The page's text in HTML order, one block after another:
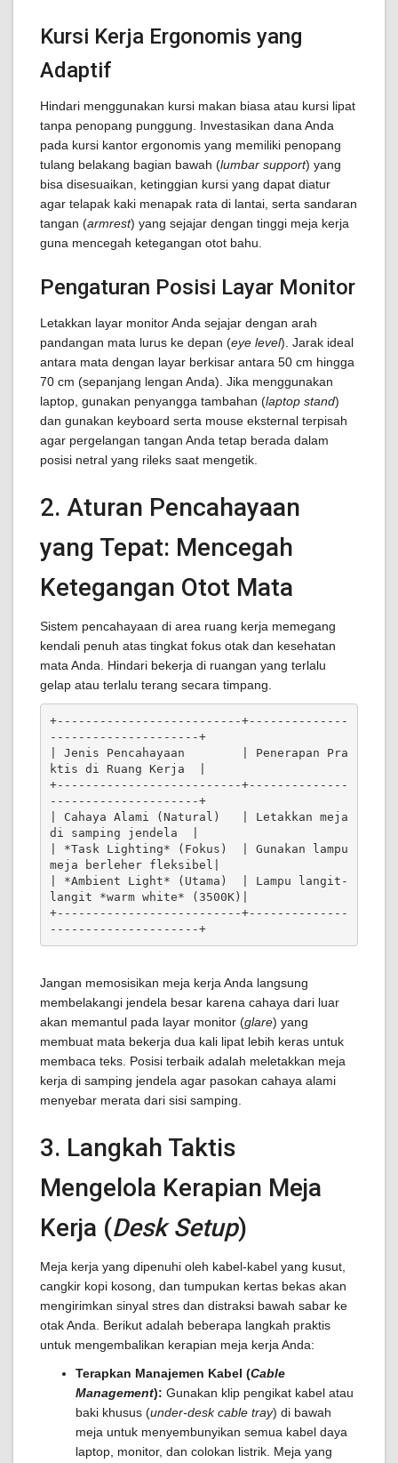
Kursi Kerja Ergonomis yang
Adaptif
Hindari menggunakan kursi makan biasa atau kursi lipat
tanpa penopang punggung. Investasikan dana Anda
pada kursi kantor ergonomis yang memiliki penopang
tulang belakang bagian bawah (lumbar support) yang
bisa disesuaikan, ketinggian kursi yang dapat diatur
agar telapak kaki menapak rata di lantai, serta sandaran
tangan (armrest) yang sejajar dengan tinggi meja kerja
guna mencegah ketegangan otot bahu.
Pengaturan Posisi Layar Monitor
Letakkan layar monitor Anda sejajar dengan arah
pandangan mata lurus ke depan (eye level). Jarak ideal
antara mata dengan layar berkisar antara 50 cm hingga
70 cm (sepanjang lengan Anda). Jika menggunakan
laptop, gunakan penyangga tambahan (laptop stand)
dan gunakan keyboard serta mouse eksternal terpisah
agar pergelangan tangan Anda tetap berada dalam
posisi netral yang rileks saat mengetik.
2. Aturan Pencahayaan
yang Tepat: Mencegah
Ketegangan Otot Mata
Sistem pencahayaan di area ruang kerja memegang
kendali penuh atas tingkat fokus otak dan kesehatan
mata Anda. Hindari bekerja di ruangan yang terlalu
gelap atau terlalu terang secara timpang.
+--------------------------+--------------
---------------------+
| Jenis Pencahayaan        | Penerapan Pra
ktis di Ruang Kerja  |
+--------------------------+--------------
---------------------+
| Cahaya Alami (Natural)   | Letakkan meja
di samping jendela  |
| *Task Lighting* (Fokus)  | Gunakan lampu
meja berleher fleksibel|
| *Ambient Light* (Utama)  | Lampu langit-
langit *warm white* (3500K)|
+--------------------------+--------------
---------------------+
Jangan memosisikan meja kerja Anda langsung
membelakangi jendela besar karena cahaya dari luar
akan memantul pada layar monitor (glare) yang
membuat mata bekerja dua kali lipat lebih keras untuk
membaca teks. Posisi terbaik adalah meletakkan meja
kerja di samping jendela agar pasokan cahaya alami
menyebar merata dari sisi samping.
3. Langkah Taktis
Mengelola Kerapian Meja
Kerja (Desk Setup)
Meja kerja yang dipenuhi oleh kabel-kabel yang kusut,
cangkir kopi kosong, dan tumpukan kertas bekas akan
mengirimkan sinyal stres dan distraksi bawah sabar ke
otak Anda. Berikut adalah beberapa langkah praktis
untuk mengembalikan kerapian meja kerja Anda:
Terapkan Manajemen Kabel (Cable
Management): Gunakan klip pengikat kabel atau
baki khusus (under-desk cable tray) di bawah
meja untuk menyembunyikan semua kabel daya
laptop, monitor, dan colokan listrik. Meja yang